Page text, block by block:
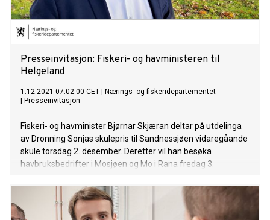
Presseinvitasjon: Fiskeri- og havministeren til
Helgeland
1.12.2021 07:02:00 CET
Nærings- og fiskeridepartementet
Presseinvitasjon
Fiskeri- og havminister Bjørnar Skjæran deltar på utdelinga
av Dronning Sonjas skulepris til Sandnessjøen vidaregåande
skule torsdag 2. desember. Deretter vil han besøka
havbruksbedrifter i Mosjøen og Mo i Rana fredag 3.